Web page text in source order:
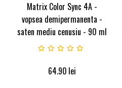
Matrix Color Sync 4A -
vopsea demipermanenta -
saten mediu cenusiu - 90 ml
64.90 lei